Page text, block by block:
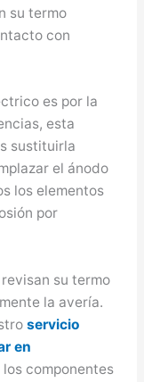
su termo
con
es por la
esta
sustituirla
el ánodo
los elementos
por
su termo
la avería.
servicio
en
componentes